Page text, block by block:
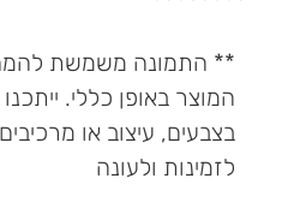
** התמונה משמשת
המוצר באופן כללי.
בצבעים, עיצוב או
לזמינות ולעונה